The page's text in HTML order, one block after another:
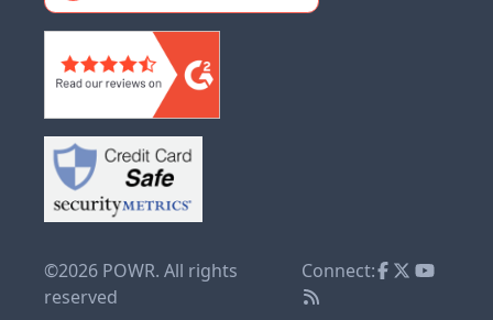
©2026 POWR. All rights
reserved
Connect: